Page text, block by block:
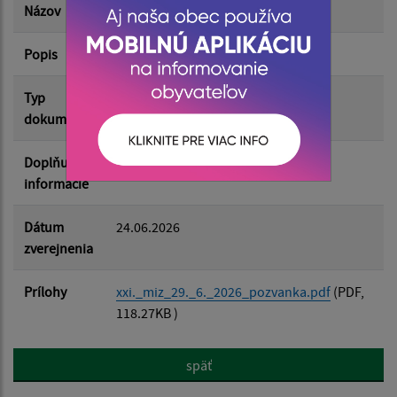
Názov Pozvánka XXI. MiZ 29.6.2026
Popis
Typ
dokumentu
Zasadnutia MZ
Doplňujúce
informácie
Dátum
zverejnenia
24.06.2026
Prílohy xxi._miz_29._6._2026_pozvanka.pdf (PDF,
118.27KB )
späť